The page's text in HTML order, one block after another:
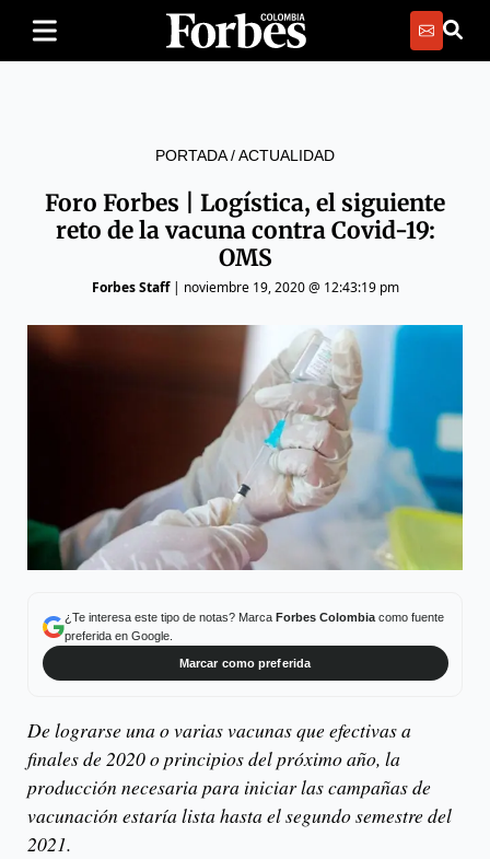
PORTADA/ACTUALIDAD
Foro Forbes | Logística, el siguiente
reto de la vacuna contra Covid-19:
OMS
Forbes Staff| noviembre 19, 2020 @ 12:43:19 pm
¿Te interesa este tipo de notas? Marca Forbes Colombiacomo fuente
preferida en Google.
Marcar como preferida
De lograrse una o varias vacunas que efectivas a
finales de 2020 o principios del próximo año, la
producción necesaria para iniciar las campañas de
vacunación estaría lista hasta el segundo semestre del
2021.